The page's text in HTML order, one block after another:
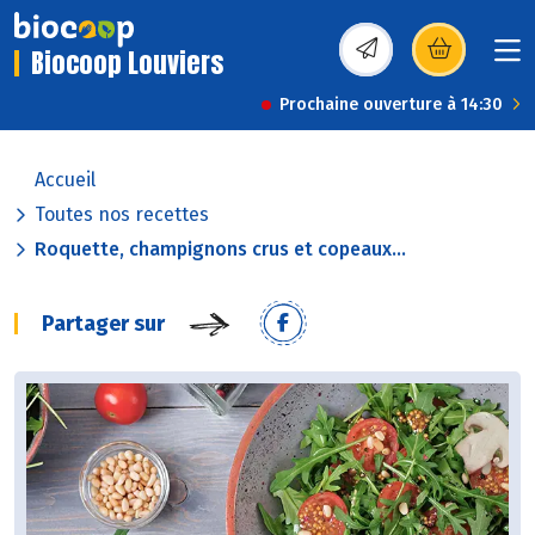
Biocoop Louviers (s’ouvre dans une
Prochaine ouverture à 14:30
Accueil
Toutes nos recettes
Roquette, champignons crus et copeaux...
Partager sur